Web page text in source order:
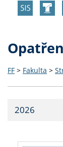
FF > Fakulta >
2026